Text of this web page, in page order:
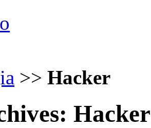
>> Hacker
Hacker